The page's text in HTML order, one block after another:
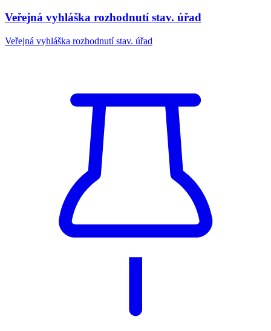
Veřejná vyhláška rozhodnutí stav. úřad
Veřejná vyhláška rozhodnutí stav. úřad